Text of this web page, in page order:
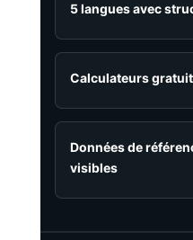
5 langues avec
Calculateurs
Données de
visibles